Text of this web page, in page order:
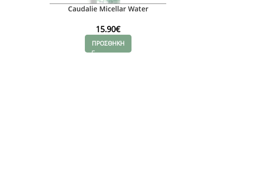
Caudalie Micellar Water
15.90€
ΠΡΟΣΘΗΚΗ